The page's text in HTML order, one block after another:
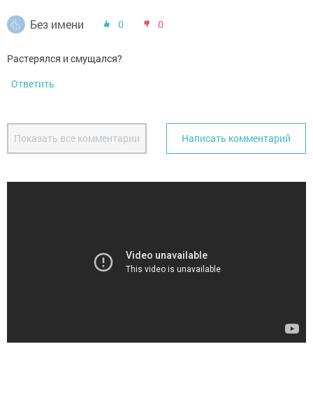
Без имени 0 0
Растерялся и смущался?
Ответить
Показать все комментарии Написать комментарий